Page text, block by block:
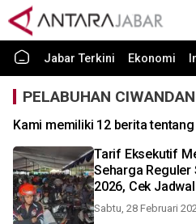
Jabar Terkini Ekonomi
PELABUHAN CIWANDAN
Kami memiliki 12 berita
Tarif Eksekutif
Seharga Reguler
2026, Cek
Sabtu, 28 Februari